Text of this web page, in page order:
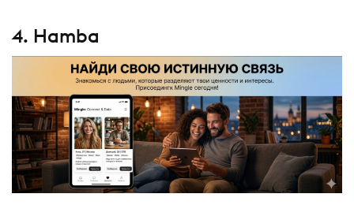
4. Hamba